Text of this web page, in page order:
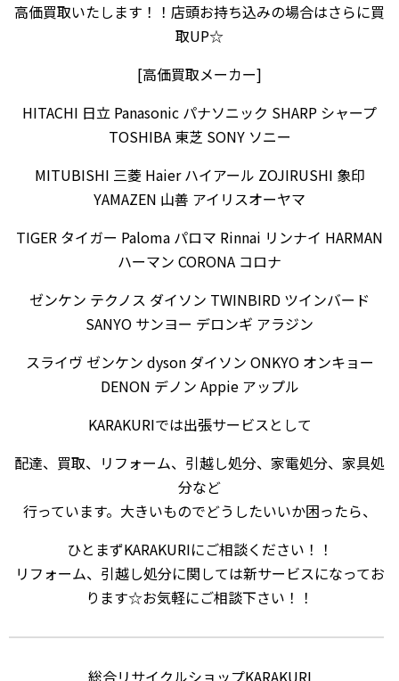
高価買取いたします！！店頭お持ち込みの場合はさらに買
取UP☆
[高価買取メーカー]
HITACHI 日立 Panasonic パナソニック SHARP シャープ
TOSHIBA 東芝 SONY ソニー
MITUBISHI 三菱 Haier ハイアール ZOJIRUSHI 象印
YAMAZEN 山善 アイリスオーヤマ
TIGER タイガー Paloma パロマ Rinnai リンナイ HARMAN
ハーマン CORONA コロナ
ゼンケン テクノス ダイソン TWINBIRD ツインバード
SANYO サンヨー デロンギ アラジン
スライヴ ゼンケン dyson ダイソン ONKYO オンキョー
DENON デノン Appie アップル
KARAKURIでは出張サービスとして
配達、買取、リフォーム、引越し処分、家電処分、家具処
分など
行っています。大きいものでどうしたいいか困ったら、
ひとまずKARAKURIにご相談ください！！
リフォーム、引越し処分に関しては新サービスになってお
ります☆お気軽にご相談下さい！！
総合リサイクルショップKARAKURI